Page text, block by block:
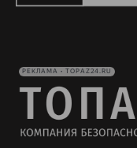
РЕКЛАМА • TOPAZ24.RU